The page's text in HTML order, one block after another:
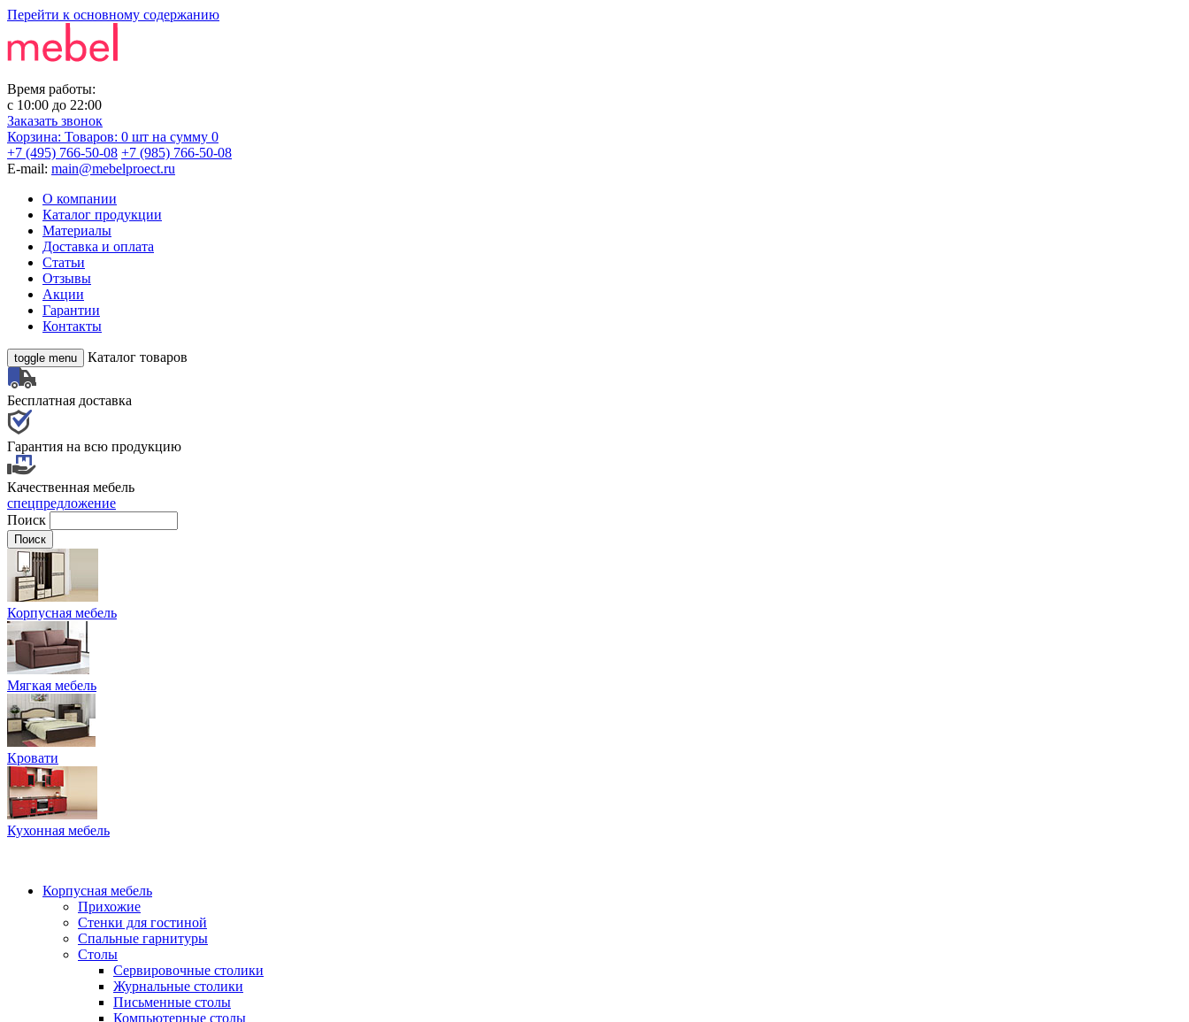
Перейти к основному содержанию
Время работы:
с 10:00 до 22:00
Заказать звонок
Корзина: Товаров: 0 шт на сумму 0
+7 (495) 766-50-08 +7 (985) 766-50-08
E-mail: main@mebelproect.ru
О компании
Каталог продукции
Материалы
Доставка и оплата
Статьи
Отзывы
Акции
Гарантии
Контакты
toggle menu Каталог товаров
Бесплатная доставка
Гарантия на всю продукцию
Качественная мебель
спецпредложение
Поиск
Корпусная мебель
Мягкая мебель
Кровати
Кухонная мебель
Корпусная мебель
Прихожие
Стенки для гостиной
Спальные гарнитуры
Столы
Сервировочные столики
Журнальные столики
Письменные столы
Компьютерные столы